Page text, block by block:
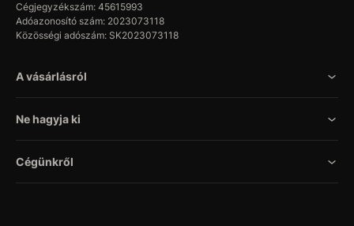
Cégjegyzékszám: 45615993
Adóazonosító szám: 2023073118
Közösségi adószám: SK2023073118
A vásárlásról
Ne hagyja ki
Cégünkről